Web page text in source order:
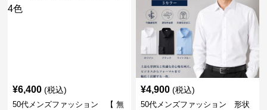
¥6,400 (税込)
50代メンズファッション 【 無
¥4,900 (税込)
50代メンズファッション 形状